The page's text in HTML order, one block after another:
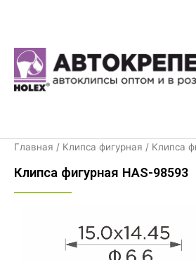
Главная / Клипса фигурная / Клипса
Клипса фигурная HAS-98593